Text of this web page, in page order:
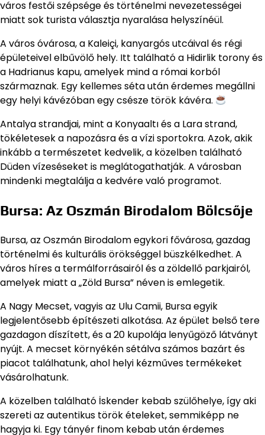
város festői szépsége és történelmi nevezetességei
miatt sok turista választja nyaralása helyszínéül.
A város óvárosa, a Kaleiçi, kanyargós utcáival és régi
épületeivel elbűvölő hely. Itt található a Hidirlik torony és
a Hadrianus kapu, amelyek mind a római korból
származnak. Egy kellemes séta után érdemes megállni
egy helyi kávézóban egy csésze török kávéra.
Antalya strandjai, mint a Konyaaltı és a Lara strand,
tökéletesek a napozásra és a vízi sportokra. Azok, akik
inkább a természetet kedvelik, a közelben található
Düden vízeséseket is meglátogathatják. A városban
mindenki megtalálja a kedvére való programot.
Bursa: Az Oszmán Birodalom Bölcsője
Bursa, az Oszmán Birodalom egykori fővárosa, gazdag
történelmi és kulturális örökséggel büszkélkedhet. A
város híres a termálforrásairól és a zöldellő parkjairól,
amelyek miatt a „Zöld Bursa” néven is emlegetik.
A Nagy Mecset, vagyis az Ulu Camii, Bursa egyik
legjelentősebb építészeti alkotása. Az épület belső tere
gazdagon díszített, és a 20 kupolája lenyűgöző látványt
nyújt. A mecset környékén sétálva számos bazárt és
piacot találhatunk, ahol helyi kézműves termékeket
vásárolhatunk.
A közelben található İskender kebab szülőhelye, így aki
szereti az autentikus török ételeket, semmiképp ne
hagyja ki. Egy tányér finom kebab után érdemes